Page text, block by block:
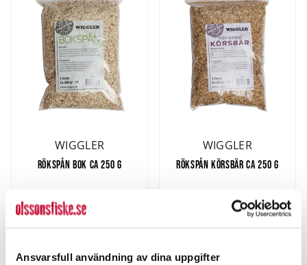
Ansvarsfull användning av dina uppgifter
WIGGLER
RÖKSPÅN BOK CA 250 G
Rek. 39,00 kr
LÄGG I VARUKORG
WIGGLER
RÖKSPÅN KÖRSBÄR CA 250 G
32,00 kr
Rek. 39,00 kr
LÄGG I VARUKORG